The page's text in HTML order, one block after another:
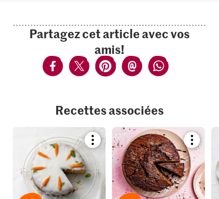
Partagez cet article avec vos
amis!
Recettes associées
Bookmark
recipe
or
add
it
to
your
collections.
recipe
or
add
it
to
your